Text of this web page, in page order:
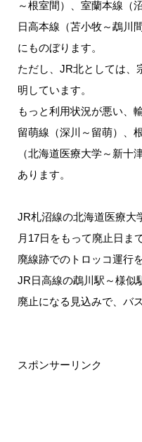
～根室間）、室蘭本線（
日高本線（苫小牧～鵡川
にものぼります。
ただし、JR北としては、
明しています。
もっと利用状況が悪い、
留萌線（深川～留萌）、
（北海道医療大学～新十
あります。
JR札沼線の北海道医療大
月17日をもって廃止日ま
廃線跡でのトロッコ運行
JR日高線の鵡川駅～様似
廃止になる見込みで、バ
スポンサーリンク